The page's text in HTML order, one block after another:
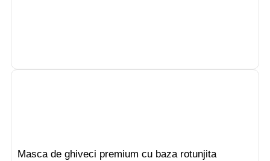
Masca de ghiveci premium cu baza rotunjita